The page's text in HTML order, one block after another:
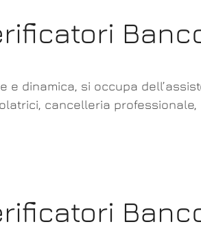
e dinamica, si occupa
cancelleria